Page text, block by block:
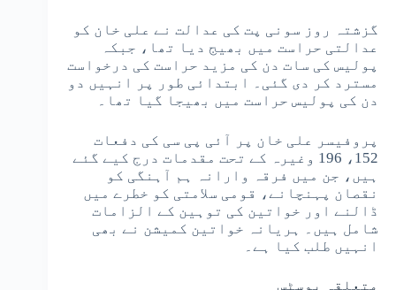
گزشتہ روز سونی پت کی عدالت نے علی خان کو
عدالتی حراست میں بھیج دیا تھا، جبکہ
پولیس کی سات دن کی مزید حراست کی درخواست
مسترد کر دی گئی۔ ابتدائی طور پر انہیں دو
دن کی پولیس حراست میں بھیجا گیا تھا۔
پروفیسر علی خان پر آئی پی سی کی دفعات
152، 196 وغیرہ کے تحت مقدمات درج کیے گئے
ہیں، جن میں فرقہ وارانہ ہم آہنگی کو
نقصان پہنچانے، قومی سلامتی کو خطرے میں
ڈالنے اور خواتین کی توہین کے الزامات
شامل ہیں۔ ہریانہ خواتین کمیشن نے بھی
انہیں طلب کیا ہے۔
متعلقہ پوسٹس